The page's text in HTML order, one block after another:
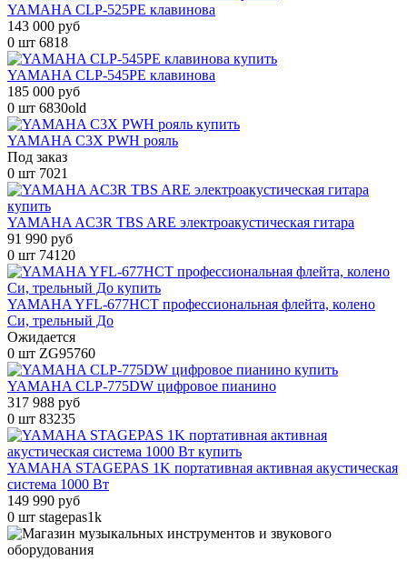
YAMAHA CLP-525PE клавинова
143 000 руб
0 шт 6818
YAMAHA CLP-545PE клавинова
185 000 руб
0 шт 6830old
YAMAHA C3X PWH рояль
Под заказ
0 шт 7021
YAMAHA AC3R TBS ARE электроакустическая гитара
91 990 руб
0 шт 74120
YAMAHA YFL-677HCT профессиональная флейта, колено
Си, трельный До
Ожидается
0 шт ZG95760
YAMAHA CLP-775DW цифровое пианино
317 988 руб
0 шт 83235
YAMAHA STAGEPAS 1K портативная активная акустическая
система 1000 Вт
149 990 руб
0 шт stagepas1k